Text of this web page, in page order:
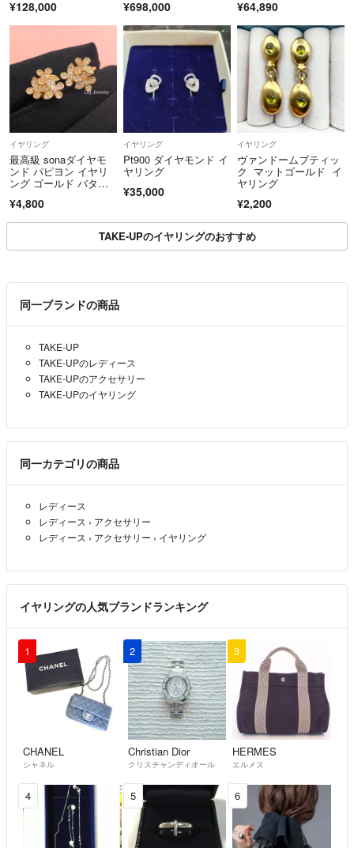
¥128,000 ス K18WG 保証書
¥698,000 ル GPメッキ フェイク
パール ゴールド ブラ
ウン【中古】レディー
¥64,890
イヤリング
最高級 sonaダイヤモ
ンド パピヨン イヤリ
ング ゴールド バタフ
ニア 金属アレルギー対
応
¥4,800
イヤリング
Pt900 ダイヤモンド イ
ヤリング
¥35,000
イヤリング
ヴァンドームブティッ
ク マットゴールド イ
ヤリング
¥2,200
TAKE-UPのイヤリングのおすすめ
同一ブランドの商品
TAKE-UP
TAKE-UPのレディース
TAKE-UPのアクセサリー
TAKE-UPのイヤリング
同一カテゴリの商品
レディース
レディース › アクセサリー
レディース › アクセサリー › イヤリング
イヤリングの人気ブランドランキング
1
CHANEL
シャネル
2
Christian Dior
クリスチャンディオール
3
HERMES
エルメス
4 5 6